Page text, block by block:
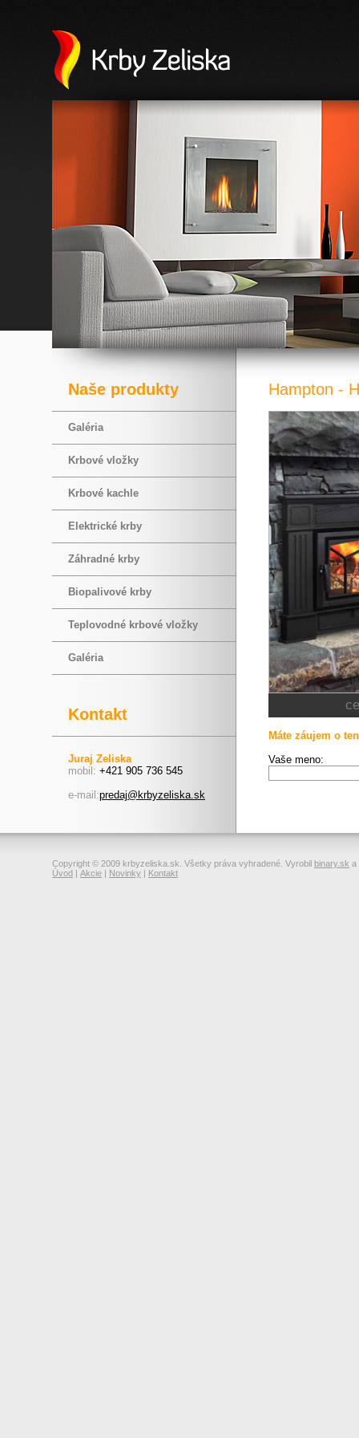
Naše produkty
Galéria
Krbové vložky
Krbové kachle
Elektrické krby
Záhradné krby
Biopalivové krby
Teplovodné krbové vložky
Galéria
Kontakt
Juraj Zeliska
mobil: +421 905 736 545
e-mail:predaj@krbyzeliska.sk
Hampton -
Máte záujem o
Vaše meno:
Copyright © 2009 krbyzeliska.sk. Všetky práva vyhradené. Vyrobil binary.sk a
Úvod | Akcie | Novinky | Kontakt